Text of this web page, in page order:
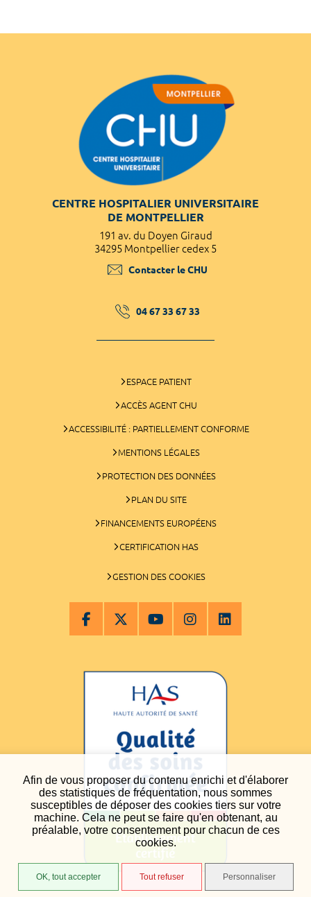
Afin de vous proposer du contenu enrichi et d'élaborer
des statistiques de fréquentation, nous sommes
susceptibles de déposer des cookies tiers sur votre
machine. Cela ne peut se faire qu'en obtenant, au
préalable, votre consentement pour chacun de ces
cookies.
OK, tout accepter Tout refuser Personnaliser
CENTRE HOSPITALIER UNIVERSITAIRE
DE MONTPELLIER
191 av. du Doyen Giraud
34295 Montpellier cedex 5
Contacter le CHU
04 67 33 67 33
ESPACE PATIENT
ACCÈS AGENT CHU
ACCESSIBILITÉ : PARTIELLEMENT CONFORME
MENTIONS LÉGALES
PROTECTION DES DONNÉES
PLAN DU SITE
FINANCEMENTS EUROPÉENS
CERTIFICATION HAS
GESTION DES COOKIES